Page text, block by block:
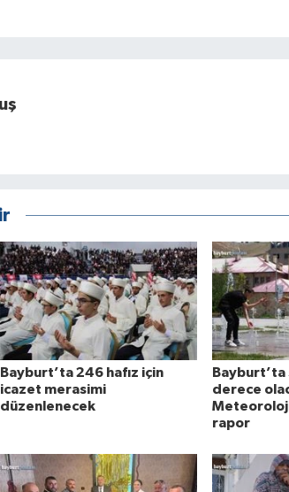
Bayburt’ta 246 hafız için
icazet merasimi
düzenlenecek
Bayburt’ta
derece
rapor